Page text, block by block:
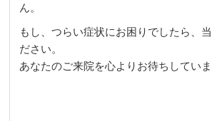
ん。
もし、つらい症状にお困りでしたら、
ださい。
あなたのご来院を心よりお待ちしていま